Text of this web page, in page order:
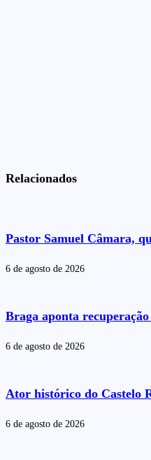
Relacionados
Pastor Samuel Câmara,
6 de agosto de 2026
Braga aponta
6 de agosto de 2026
Ator histórico do Castelo
6 de agosto de 2026